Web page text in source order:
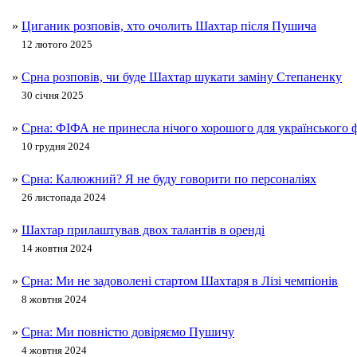
» Циганик розповів, хто очолить Шахтар після Пушича
12 лютого 2025
» Срна розповів, чи буде Шахтар шукати заміну Степаненку
30 січня 2025
» Срна: ФІФА не принесла нічого хорошого для українського
10 грудня 2024
» Срна: Калюжний? Я не буду говорити по персоналіях
26 листопада 2024
» Шахтар прилаштував двох талантів в оренді
14 жовтня 2024
» Срна: Ми не задоволені стартом Шахтаря в Лізі чемпіонів
8 жовтня 2024
» Срна: Ми повністю довіряємо Пушичу
4 жовтня 2024